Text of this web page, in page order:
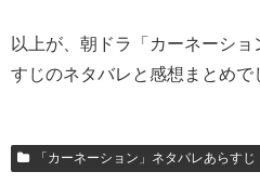
以上が、朝ドラ「カーネーシ
すじのネタバレと感想まとめで
「カーネーション」ネタバレあらすじ